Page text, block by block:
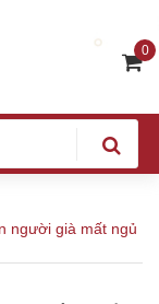
0
người già mất ngủ